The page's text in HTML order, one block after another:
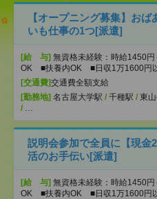
【オープニング募集】お
いも仕事の1つ[派遣]
[給 与] 無資格未経験：時給1450
OK ■扶養内OK ■日収1万1600円
[交通費]交通費全額支給
[勤務地] 名古屋大学駅 / 千種駅 / 東
/ …
説明会参加で全員に【現金
活のお手伝い[派遣]
[給 与] 無資格未経験：時給1450
OK ■扶養内OK ■日収1万1600円